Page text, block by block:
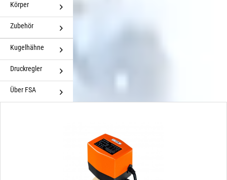
Körper
Zubehör
Kugelhähne
Druckregler
Über FSA